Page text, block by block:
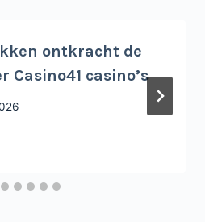
ontkracht de
Casino41 casino’s